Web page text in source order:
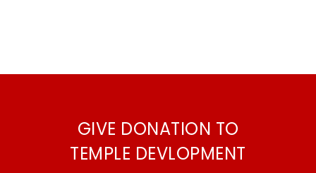
GIVE DONATION TO
TEMPLE DEVLOPMENT